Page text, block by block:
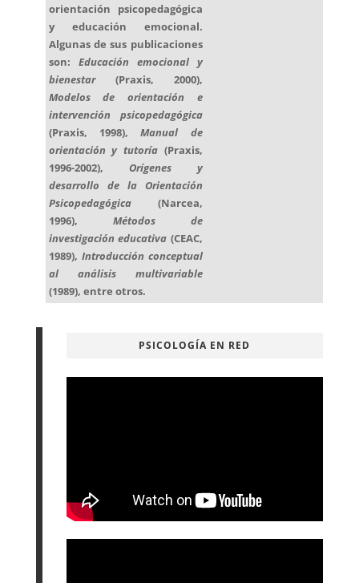
orientación psicopedagógica
y educación emocional.
Algunas de sus publicaciones
son: Educación emocional y
bienestar(Praxis, 2000),
Modelos de orientación e
intervención psicopedagógica
(Praxis, 1998), Manual de
orientación y tutoría (Praxis,
1996-2002), Orígenes y
desarrollo de la Orientación
Psicopedagógica(Narcea,
1996), Métodos de
investigación educativa (CEAC,
1989), Introducción conceptual
al análisis multivariable
(1989), entre otros.
PSICOLOGÍA EN RED